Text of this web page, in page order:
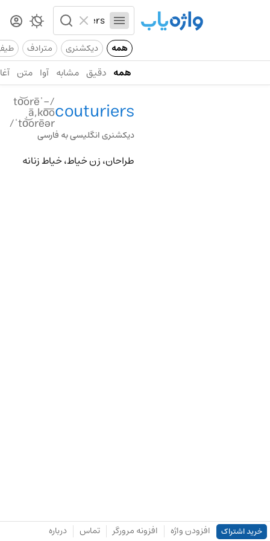
همه دیکشنری مترادف
همه دقیق مشابه آوا متن
couturiers
/-ˈto͝orē
ˌā,ko͞o
ˈto͝orēər/
دیکشنری انگلیسی به فارسی
طراحان، زن خیاط، خیاط زنانه
خرید اشتراک افزودن واژه افزونه مرورگر تماس درباره